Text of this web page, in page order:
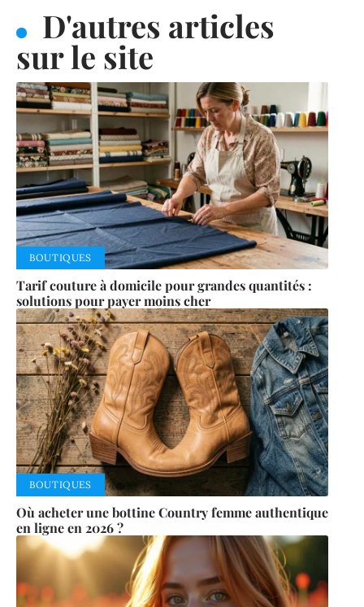
D'autres articles
sur le site
BOUTIQUES
Tarif couture à domicile pour grandes quantités :
solutions pour payer moins cher
BOUTIQUES
Où acheter une bottine Country femme authentique
en ligne en 2026 ?